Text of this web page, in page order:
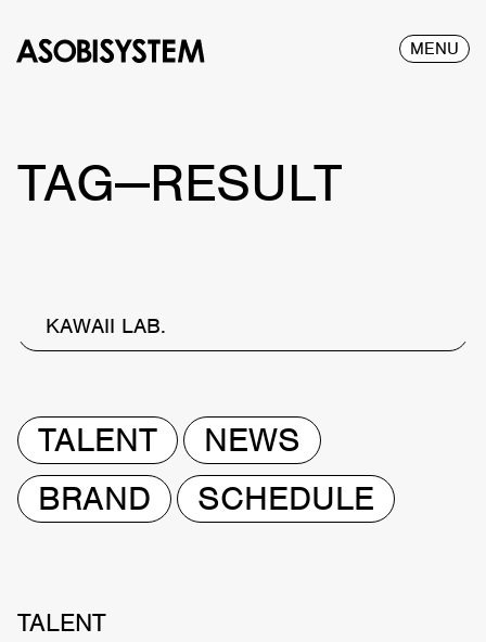
MENU
TAG—RESULT
KAWAII LAB.
TALENT
NEWS
BRAND
SCHEDULE
TALENT